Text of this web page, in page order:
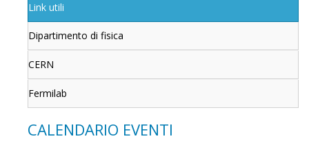
Link utili
Dipartimento di fisica
CERN
Fermilab
CALENDARIO EVENTI